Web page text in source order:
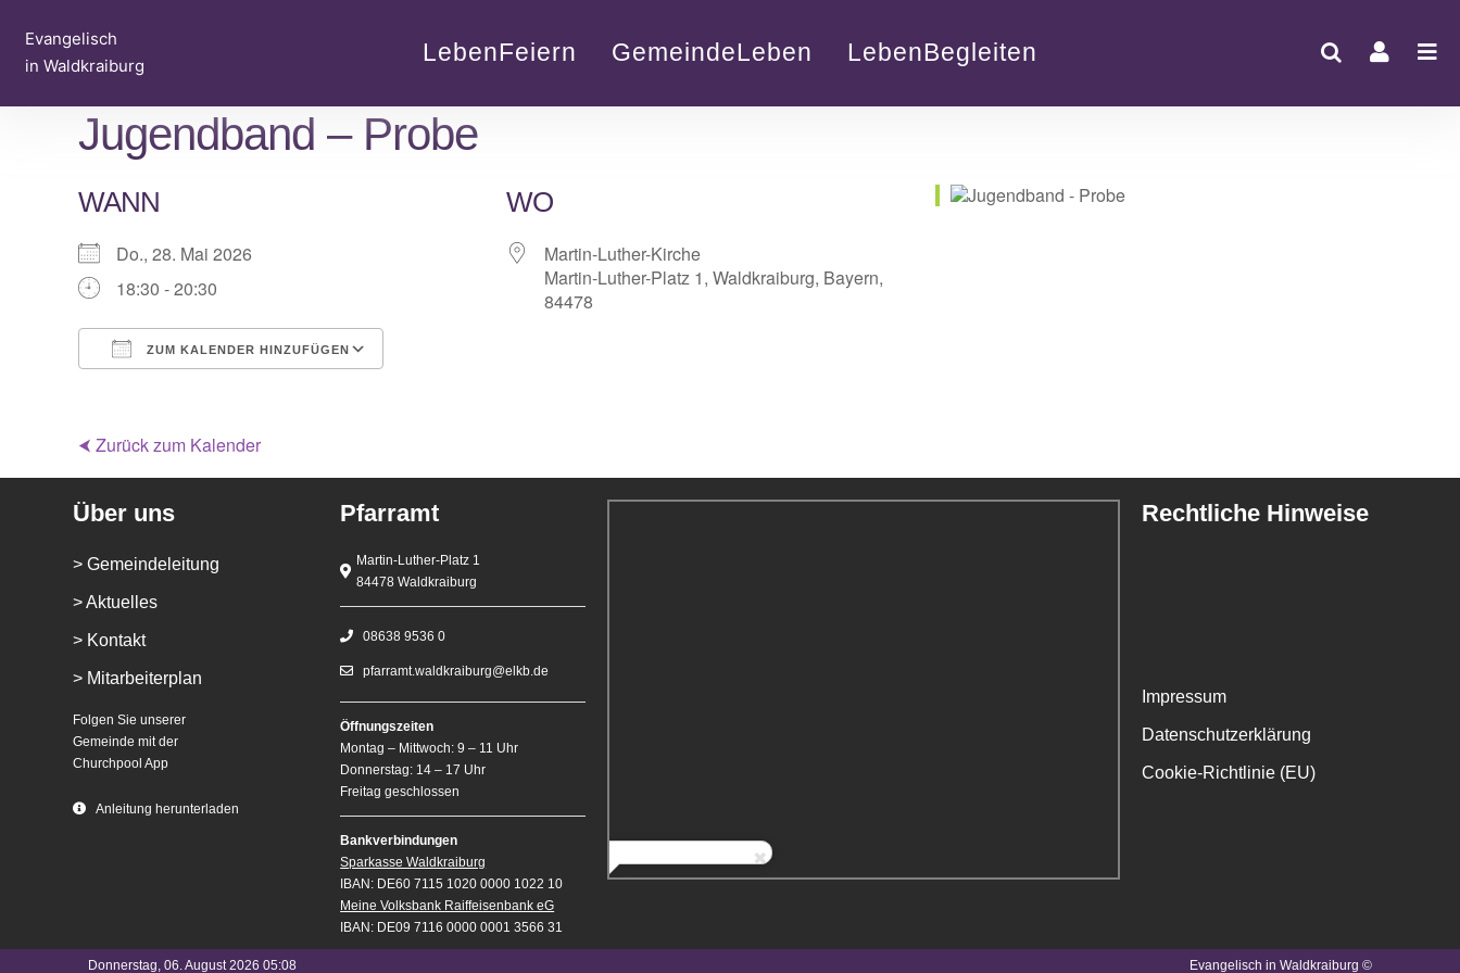
Inhalt
springen
Evangelisch
in Waldkraiburg
LebenFeiern GemeindeLeben LebenBegleiten
Jugendband – Probe
WANN
Do., 28. Mai 2026
18:30 - 20:30
ZUM KALENDER HINZUFÜGEN
WO
Martin-Luther-Kirche
Martin-Luther-Platz 1, Waldkraiburg, Bayern,
84478
⮜ Zurück zum Kalender
Über uns
> Gemeindeleitung
> Aktuelles
> Kontakt
> Mitarbeiterplan
Folgen Sie unserer
Gemeinde mit der
Churchpool App
Anleitung herunterladen
Pfarramt
Martin-Luther-Platz 1
84478 Waldkraiburg
08638 9536 0
pfarramt.waldkraiburg@elkb.de
Öffnungszeiten
Montag – Mittwoch: 9 – 11 Uhr
Donnerstag: 14 – 17 Uhr
Freitag geschlossen
Bankverbindungen
Sparkasse Waldkraiburg
IBAN: DE60 7115 1020 0000 1022 10
Meine Volksbank Raiffeisenbank eG
IBAN: DE09 7116 0000 0001 3566 31
Rechtliche Hinweise
Impressum
Datenschutzerklärung
Cookie-Richtlinie (EU)
Donnerstag, 06. August 2026 05:08 Evangelisch in Waldkraiburg ©